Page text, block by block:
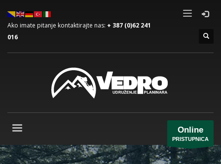
Ako imate pitanje kontaktirajte nas: + 387 (0)62 241
016
Online
PRISTUPNICA